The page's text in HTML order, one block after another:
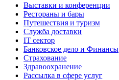
Выставки и конференции
Рестораны и бары
Путешествия и туризм
Служба доставки
IT сектор
Банковское дело и Финансы
Страхование
Здравоохранение
Рассылка в сфере услуг